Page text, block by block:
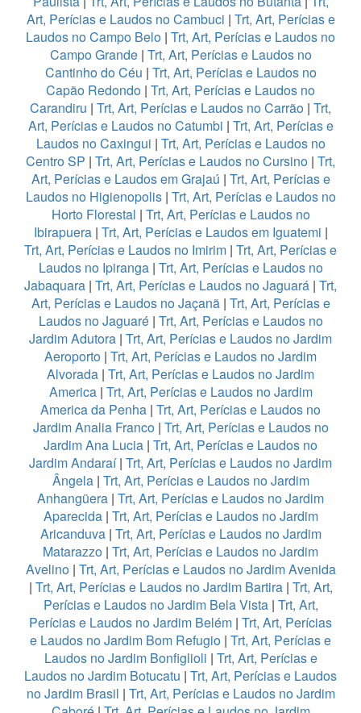
Art, Perícias e Laudos no Cambuci | Trt, Art, Perícias e
Laudos no Campo Belo | Trt, Art, Perícias e Laudos no
Campo Grande| Trt, Art, Perícias e Laudos no
Cantinho do Céu | Trt, Art, Perícias e Laudos no
Capão Redondo | Trt, Art, Perícias e Laudos no
Carandiru | Trt, Art, Perícias e Laudos no Carrão | Trt,
Art, Perícias e Laudos no Catumbi | Trt, Art, Perícias e
Laudos no Caxingui | Trt, Art, Perícias e Laudos no
Centro SP | Trt, Art, Perícias e Laudos no Cursino | Trt,
Art, Perícias e Laudos em Grajaú | Trt, Art, Perícias e
Laudos no Higienopolis| Trt, Art, Perícias e Laudos no
Horto Florestal | Trt, Art, Perícias e Laudos no
Ibirapuera| Trt, Art, Perícias e Laudos em Iguatemi |
Trt, Art, Perícias e Laudos no Imirim | Trt, Art, Perícias e
Laudos no Ipiranga| Trt, Art, Perícias e Laudos no
Jabaquara | Trt, Art, Perícias e Laudos no Jaguará | Trt,
Art, Perícias e Laudos no Jaçanã| Trt, Art, Perícias e
Laudos no Jaguaré| Trt, Art, Perícias e Laudos no
Jardim Adutora | Trt, Art, Perícias e Laudos no Jardim
Aeroporto | Trt, Art, Perícias e Laudos no Jardim
Alvorada | Trt, Art, Perícias e Laudos no Jardim
America| Trt, Art, Perícias e Laudos no Jardim
America da Penha | Trt, Art, Perícias e Laudos no
Jardim Analia Franco| Trt, Art, Perícias e Laudos no
Jardim Ana Lucia | Trt, Art, Perícias e Laudos no
Jardim Andaraí| Trt, Art, Perícias e Laudos no Jardim
Ângela| Trt, Art, Perícias e Laudos no Jardim
Anhangüera | Trt, Art, Perícias e Laudos no Jardim
Aparecida| Trt, Art, Perícias e Laudos no Jardim
Aricanduva| Trt, Art, Perícias e Laudos no Jardim
Matarazzo | Trt, Art, Perícias e Laudos no Jardim
Avelino| Trt, Art, Perícias e Laudos no Jardim Avenida
| Trt, Art, Perícias e Laudos no Jardim Bartira| Trt, Art,
Perícias e Laudos no Jardim Bela Vista| Trt, Art,
Perícias e Laudos no Jardim Belém | Trt, Art, Perícias
e Laudos no Jardim Bom Refugio | Trt, Art, Perícias e
Laudos no Jardim Bonfiglioli | Trt, Art, Perícias e
Laudos no Jardim Botucatu | Trt, Art, Perícias e Laudos
no Jardim Brasil | Trt, Art, Perícias e Laudos no Jardim